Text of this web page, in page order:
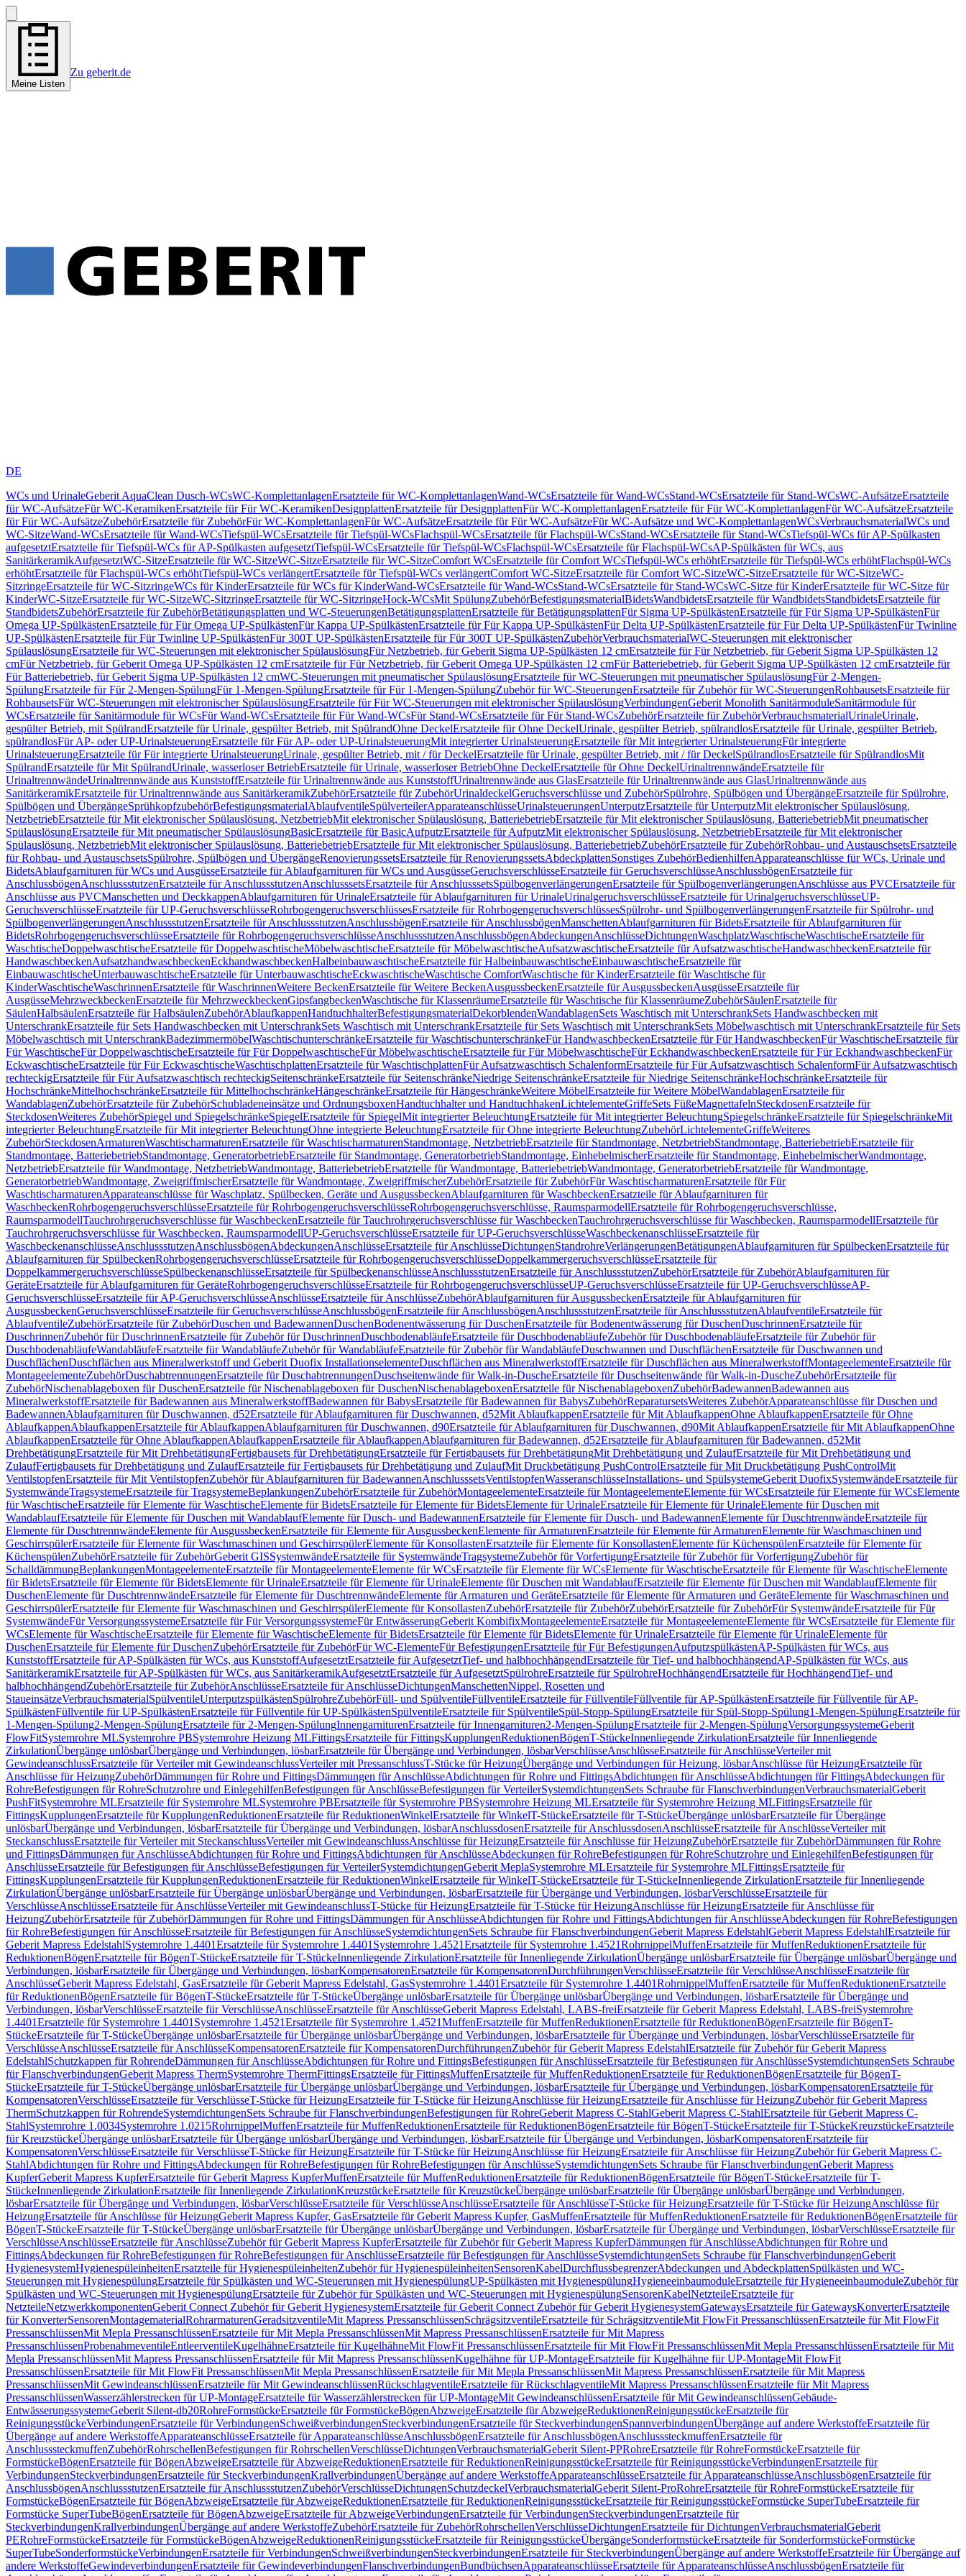
Meine Listen
Zu geberit.de
DE
WCs und UrinaleGeberit AquaClean Dusch-WCsWC-KomplettanlagenErsatzteile für WC-KomplettanlagenWand-WCsErsatzteile für Wand-WCsStand-WCsErsatzteile für Stand-WCsWC-AufsätzeErsatzteile
für WC-AufsätzeFür WC-KeramikenErsatzteile für Für WC-KeramikenDesignplattenErsatzteile für DesignplattenFür WC-KomplettanlagenErsatzteile für Für WC-KomplettanlagenFür WC-AufsätzeErsatzteile
für Für WC-AufsätzeZubehörErsatzteile für ZubehörFür WC-KomplettanlagenFür WC-AufsätzeErsatzteile für Für WC-AufsätzeFür WC-Aufsätze und WC-KomplettanlagenWCsVerbrauchsmaterialWCs und
WC-SitzeWand-WCsErsatzteile für Wand-WCsTiefspül-WCsErsatzteile für Tiefspül-WCsFlachspül-WCsErsatzteile für Flachspül-WCsStand-WCsErsatzteile für Stand-WCsTiefspül-WCs für AP-Spülkasten
aufgesetztErsatzteile für Tiefspül-WCs für AP-Spülkasten aufgesetztTiefspül-WCsErsatzteile für Tiefspül-WCsFlachspül-WCsErsatzteile für Flachspül-WCsAP-Spülkästen für WCs, aus
SanitärkeramikAufgesetztWC-SitzeErsatzteile für WC-SitzeWC-SitzeErsatzteile für WC-SitzeComfort WCsErsatzteile für Comfort WCsTiefspül-WCs erhöhtErsatzteile für Tiefspül-WCs erhöhtFlachspül-WCs
erhöhtErsatzteile für Flachspül-WCs erhöhtTiefspül-WCs verlängertErsatzteile für Tiefspül-WCs verlängertComfort WC-SitzeErsatzteile für Comfort WC-SitzeWC-SitzeErsatzteile für WC-SitzeWC-
SitzringeErsatzteile für WC-SitzringeWCs für KinderErsatzteile für WCs für KinderWand-WCsErsatzteile für Wand-WCsStand-WCsErsatzteile für Stand-WCsWC-Sitze für KinderErsatzteile für WC-Sitze für
KinderWC-SitzeErsatzteile für WC-SitzeWC-SitzringeErsatzteile für WC-SitzringeHock-WCsMit SpülungZubehörBefestigungsmaterialBidetsWandbidetsErsatzteile für WandbidetsStandbidetsErsatzteile für
StandbidetsZubehörErsatzteile für ZubehörBetätigungsplatten und WC-SteuerungenBetätigungsplattenErsatzteile für BetätigungsplattenFür Sigma UP-SpülkästenErsatzteile für Für Sigma UP-SpülkästenFür
Omega UP-SpülkästenErsatzteile für Für Omega UP-SpülkästenFür Kappa UP-SpülkästenErsatzteile für Für Kappa UP-SpülkästenFür Delta UP-SpülkästenErsatzteile für Für Delta UP-SpülkästenFür Twinline
UP-SpülkästenErsatzteile für Für Twinline UP-SpülkästenFür 300T UP-SpülkästenErsatzteile für Für 300T UP-SpülkästenZubehörVerbrauchsmaterialWC-Steuerungen mit elektronischer
SpülauslösungErsatzteile für WC-Steuerungen mit elektronischer SpülauslösungFür Netzbetrieb, für Geberit Sigma UP-Spülkästen 12 cmErsatzteile für Für Netzbetrieb, für Geberit Sigma UP-Spülkästen 12
cmFür Netzbetrieb, für Geberit Omega UP-Spülkästen 12 cmErsatzteile für Für Netzbetrieb, für Geberit Omega UP-Spülkästen 12 cmFür Batteriebetrieb, für Geberit Sigma UP-Spülkästen 12 cmErsatzteile für
Für Batteriebetrieb, für Geberit Sigma UP-Spülkästen 12 cmWC-Steuerungen mit pneumatischer SpülauslösungErsatzteile für WC-Steuerungen mit pneumatischer SpülauslösungFür 2-Mengen-
SpülungErsatzteile für Für 2-Mengen-SpülungFür 1-Mengen-SpülungErsatzteile für Für 1-Mengen-SpülungZubehör für WC-SteuerungenErsatzteile für Zubehör für WC-SteuerungenRohbausetsErsatzteile für
RohbausetsFür WC-Steuerungen mit elektronischer SpülauslösungErsatzteile für Für WC-Steuerungen mit elektronischer SpülauslösungVerbindungenGeberit Monolith SanitärmoduleSanitärmodule für
WCsErsatzteile für Sanitärmodule für WCsFür Wand-WCsErsatzteile für Für Wand-WCsFür Stand-WCsErsatzteile für Für Stand-WCsZubehörErsatzteile für ZubehörVerbrauchsmaterialUrinaleUrinale,
gespülter Betrieb, mit SpülrandErsatzteile für Urinale, gespülter Betrieb, mit SpülrandOhne DeckelErsatzteile für Ohne DeckelUrinale, gespülter Betrieb, spülrandlosErsatzteile für Urinale, gespülter Betrieb,
spülrandlosFür AP- oder UP-UrinalsteuerungErsatzteile für Für AP- oder UP-UrinalsteuerungMit integrierter UrinalsteuerungErsatzteile für Mit integrierter UrinalsteuerungFür integrierte
UrinalsteuerungErsatzteile für Für integrierte UrinalsteuerungUrinale, gespülter Betrieb, mit / für DeckelErsatzteile für Urinale, gespülter Betrieb, mit / für DeckelSpülrandlosErsatzteile für SpülrandlosMit
SpülrandErsatzteile für Mit SpülrandUrinale, wasserloser BetriebErsatzteile für Urinale, wasserloser BetriebOhne DeckelErsatzteile für Ohne DeckelUrinaltrennwändeErsatzteile für
UrinaltrennwändeUrinaltrennwände aus KunststoffErsatzteile für Urinaltrennwände aus KunststoffUrinaltrennwände aus GlasErsatzteile für Urinaltrennwände aus GlasUrinaltrennwände aus
SanitärkeramikErsatzteile für Urinaltrennwände aus SanitärkeramikZubehörErsatzteile für ZubehörUrinaldeckelGeruchsverschlüsse und ZubehörSpülrohre, Spülbögen und ÜbergängeErsatzteile für Spülrohre,
Spülbögen und ÜbergängeSprühkopfzubehörBefestigungsmaterialAblaufventileSpülverteilerApparateanschlüsseUrinalsteuerungenUnterputzErsatzteile für UnterputzMit elektronischer Spülauslösung,
NetzbetriebErsatzteile für Mit elektronischer Spülauslösung, NetzbetriebMit elektronischer Spülauslösung, BatteriebetriebErsatzteile für Mit elektronischer Spülauslösung, BatteriebetriebMit pneumatischer
SpülauslösungErsatzteile für Mit pneumatischer SpülauslösungBasicErsatzteile für BasicAufputzErsatzteile für AufputzMit elektronischer Spülauslösung, NetzbetriebErsatzteile für Mit elektronischer
Spülauslösung, NetzbetriebMit elektronischer Spülauslösung, BatteriebetriebErsatzteile für Mit elektronischer Spülauslösung, BatteriebetriebZubehörErsatzteile für ZubehörRohbau- und AustauschsetsErsatzteile
für Rohbau- und AustauschsetsSpülrohre, Spülbögen und ÜbergängeRenovierungssetsErsatzteile für RenovierungssetsAbdeckplattenSonstiges ZubehörBedienhilfenApparateanschlüsse für WCs, Urinale und
BidetsAblaufgarnituren für WCs und AusgüsseErsatzteile für Ablaufgarnituren für WCs und AusgüsseGeruchsverschlüsseErsatzteile für GeruchsverschlüsseAnschlussbögenErsatzteile für
AnschlussbögenAnschlussstutzenErsatzteile für AnschlussstutzenAnschlusssetsErsatzteile für AnschlusssetsSpülbogenverlängerungenErsatzteile für SpülbogenverlängerungenAnschlüsse aus PVCErsatzteile für
Anschlüsse aus PVCManschetten und DeckkappenAblaufgarnituren für UrinaleErsatzteile für Ablaufgarnituren für UrinaleUrinalgeruchsverschlüsseErsatzteile für UrinalgeruchsverschlüsseUP-
GeruchsverschlüsseErsatzteile für UP-GeruchsverschlüsseRohrbogengeruchsverschlüssesErsatzteile für RohrbogengeruchsverschlüssesSpülrohr- und SpülbogenverlängerungenErsatzteile für Spülrohr- und
SpülbogenverlängerungenAnschlussstutzenErsatzteile für AnschlussstutzenAnschlussbögenErsatzteile für AnschlussbögenManschettenAblaufgarnituren für BidetsErsatzteile für Ablaufgarnituren für
BidetsRohrbogengeruchsverschlüsseErsatzteile für RohrbogengeruchsverschlüsseAnschlussstutzenAnschlussbögenAbdeckungenAnschlüsseDichtungenWaschplatzWaschtischeWaschtischeErsatzteile für
WaschtischeDoppelwaschtischeErsatzteile für DoppelwaschtischeMöbelwaschtischeErsatzteile für MöbelwaschtischeAufsatzwaschtischeErsatzteile für AufsatzwaschtischeHandwaschbeckenErsatzteile für
HandwaschbeckenAufsatzhandwaschbeckenEckhandwaschbeckenHalbeinbauwaschtischeErsatzteile für HalbeinbauwaschtischeEinbauwaschtischeErsatzteile für
EinbauwaschtischeUnterbauwaschtischeErsatzteile für UnterbauwaschtischeEckwaschtischeWaschtische ComfortWaschtische für KinderErsatzteile für Waschtische für
KinderWaschtischeWaschrinnenErsatzteile für WaschrinnenWeitere BeckenErsatzteile für Weitere BeckenAusgussbeckenErsatzteile für AusgussbeckenAusgüsseErsatzteile für
AusgüsseMehrzweckbeckenErsatzteile für MehrzweckbeckenGipsfangbeckenWaschtische für KlassenräumeErsatzteile für Waschtische für KlassenräumeZubehörSäulenErsatzteile für
SäulenHalbsäulenErsatzteile für HalbsäulenZubehörAblaufkappenHandtuchhalterBefestigungsmaterialDekorblendenWandablagenSets Waschtisch mit UnterschrankSets Handwaschbecken mit
UnterschrankErsatzteile für Sets Handwaschbecken mit UnterschrankSets Waschtisch mit UnterschrankErsatzteile für Sets Waschtisch mit UnterschrankSets Möbelwaschtisch mit UnterschrankErsatzteile für Sets
Möbelwaschtisch mit UnterschrankBadezimmermöbelWaschtischunterschränkeErsatzteile für WaschtischunterschränkeFür HandwaschbeckenErsatzteile für Für HandwaschbeckenFür WaschtischeErsatzteile für
Für WaschtischeFür DoppelwaschtischeErsatzteile für Für DoppelwaschtischeFür MöbelwaschtischeErsatzteile für Für MöbelwaschtischeFür EckhandwaschbeckenErsatzteile für Für EckhandwaschbeckenFür
EckwaschtischeErsatzteile für Für EckwaschtischeWaschtischplattenErsatzteile für WaschtischplattenFür Aufsatzwaschtisch SchalenformErsatzteile für Für Aufsatzwaschtisch SchalenformFür Aufsatzwaschtisch
rechteckigErsatzteile für Für Aufsatzwaschtisch rechteckigSeitenschränkeErsatzteile für SeitenschränkeNiedrige SeitenschränkeErsatzteile für Niedrige SeitenschränkeHochschränkeErsatzteile für
HochschränkeMittelhochschränkeErsatzteile für MittelhochschränkeHängeschränkeErsatzteile für HängeschränkeWeitere MöbelErsatzteile für Weitere MöbelWandablagenErsatzteile für
WandablagenZubehörErsatzteile für ZubehörSchubladeneinsätze und OrdnungsboxenHandtuchhalter und HandtuchhakenLichtelementeGriffeSets FüßeMagnettafelnSteckdosenErsatzteile für
SteckdosenWeiteres ZubehörSpiegel und SpiegelschränkeSpiegelErsatzteile für SpiegelMit integrierter BeleuchtungErsatzteile für Mit integrierter BeleuchtungSpiegelschränkeErsatzteile für SpiegelschränkeMit
integrierter BeleuchtungErsatzteile für Mit integrierter BeleuchtungOhne integrierte BeleuchtungErsatzteile für Ohne integrierte BeleuchtungZubehörLichtelementeGriffeWeiteres
ZubehörSteckdosenArmaturenWaschtischarmaturenErsatzteile für WaschtischarmaturenStandmontage, NetzbetriebErsatzteile für Standmontage, NetzbetriebStandmontage, BatteriebetriebErsatzteile für
Standmontage, BatteriebetriebStandmontage, GeneratorbetriebErsatzteile für Standmontage, GeneratorbetriebStandmontage, EinhebelmischerErsatzteile für Standmontage, EinhebelmischerWandmontage,
NetzbetriebErsatzteile für Wandmontage, NetzbetriebWandmontage, BatteriebetriebErsatzteile für Wandmontage, BatteriebetriebWandmontage, GeneratorbetriebErsatzteile für Wandmontage,
GeneratorbetriebWandmontage, ZweigriffmischerErsatzteile für Wandmontage, ZweigriffmischerZubehörErsatzteile für ZubehörFür WaschtischarmaturenErsatzteile für Für
WaschtischarmaturenApparateanschlüsse für Waschplatz, Spülbecken, Geräte und AusgussbeckenAblaufgarnituren für WaschbeckenErsatzteile für Ablaufgarnituren für
WaschbeckenRohrbogengeruchsverschlüsseErsatzteile für RohrbogengeruchsverschlüsseRohrbogengeruchsverschlüsse, RaumsparmodellErsatzteile für Rohrbogengeruchsverschlüsse,
RaumsparmodellTauchrohrgeruchsverschlüsse für WaschbeckenErsatzteile für Tauchrohrgeruchsverschlüsse für WaschbeckenTauchrohrgeruchsverschlüsse für Waschbecken, RaumsparmodellErsatzteile für
Tauchrohrgeruchsverschlüsse für Waschbecken, RaumsparmodellUP-GeruchsverschlüsseErsatzteile für UP-GeruchsverschlüsseWaschbeckenanschlüsseErsatzteile für
WaschbeckenanschlüsseAnschlussstutzenAnschlussbögenAbdeckungenAnschlüsseErsatzteile für AnschlüsseDichtungenStandrohreVerlängerungenBetätigungenAblaufgarnituren für SpülbeckenErsatzteile für
Ablaufgarnituren für SpülbeckenRohrbogengeruchsverschlüsseErsatzteile für RohrbogengeruchsverschlüsseDoppelkammergeruchsverschlüsseErsatzteile für
DoppelkammergeruchsverschlüsseSpülbeckenanschlüsseErsatzteile für SpülbeckenanschlüsseAnschlussstutzenErsatzteile für AnschlussstutzenZubehörErsatzteile für ZubehörAblaufgarnituren für
GeräteErsatzteile für Ablaufgarnituren für GeräteRohrbogengeruchsverschlüsseErsatzteile für RohrbogengeruchsverschlüsseUP-GeruchsverschlüsseErsatzteile für UP-GeruchsverschlüsseAP-
GeruchsverschlüsseErsatzteile für AP-GeruchsverschlüsseAnschlüsseErsatzteile für AnschlüsseZubehörAblaufgarnituren für AusgussbeckenErsatzteile für Ablaufgarnituren für
AusgussbeckenGeruchsverschlüsseErsatzteile für GeruchsverschlüsseAnschlussbögenErsatzteile für AnschlussbögenAnschlussstutzenErsatzteile für AnschlussstutzenAblaufventileErsatzteile für
AblaufventileZubehörErsatzteile für ZubehörDuschen und BadewannenDuschenBodenentwässerung für DuschenErsatzteile für Bodenentwässerung für DuschenDuschrinnenErsatzteile für
DuschrinnenZubehör für DuschrinnenErsatzteile für Zubehör für DuschrinnenDuschbodenabläufeErsatzteile für DuschbodenabläufeZubehör für DuschbodenabläufeErsatzteile für Zubehör für
DuschbodenabläufeWandabläufeErsatzteile für WandabläufeZubehör für WandabläufeErsatzteile für Zubehör für WandabläufeDuschwannen und DuschflächenErsatzteile für Duschwannen und
DuschflächenDuschflächen aus Mineralwerkstoff und Geberit Duofix InstallationselementeDuschflächen aus MineralwerkstoffErsatzteile für Duschflächen aus MineralwerkstoffMontageelementeErsatzteile für
MontageelementeZubehörDuschabtrennungenErsatzteile für DuschabtrennungenDuschseitenwände für Walk-in-DuscheErsatzteile für Duschseitenwände für Walk-in-DuscheZubehörErsatzteile für
ZubehörNischenablageboxen für DuschenErsatzteile für Nischenablageboxen für DuschenNischenablageboxenErsatzteile für NischenablageboxenZubehörBadewannenBadewannen aus
MineralwerkstoffErsatzteile für Badewannen aus MineralwerkstoffBadewannen für BabysErsatzteile für Badewannen für BabysZubehörReparatursetsWeiteres ZubehörApparateanschlüsse für Duschen und
BadewannenAblaufgarnituren für Duschwannen, d52Ersatzteile für Ablaufgarnituren für Duschwannen, d52Mit AblaufkappenErsatzteile für Mit AblaufkappenOhne AblaufkappenErsatzteile für Ohne
AblaufkappenAblaufkappenErsatzteile für AblaufkappenAblaufgarnituren für Duschwannen, d90Ersatzteile für Ablaufgarnituren für Duschwannen, d90Mit AblaufkappenErsatzteile für Mit AblaufkappenOhne
AblaufkappenErsatzteile für Ohne AblaufkappenAblaufkappenErsatzteile für AblaufkappenAblaufgarnituren für Badewannen, d52Ersatzteile für Ablaufgarnituren für Badewannen, d52Mit
DrehbetätigungErsatzteile für Mit DrehbetätigungFertigbausets für DrehbetätigungErsatzteile für Fertigbausets für DrehbetätigungMit Drehbetätigung und ZulaufErsatzteile für Mit Drehbetätigung und
ZulaufFertigbausets für Drehbetätigung und ZulaufErsatzteile für Fertigbausets für Drehbetätigung und ZulaufMit Druckbetätigung PushControlErsatzteile für Mit Druckbetätigung PushControlMit
VentilstopfenErsatzteile für Mit VentilstopfenZubehör für Ablaufgarnituren für BadewannenAnschlusssetsVentilstopfenWasseranschlüsseInstallations- und SpülsystemeGeberit DuofixSystemwändeErsatzteile für
SystemwändeTragsystemeErsatzteile für TragsystemeBeplankungenZubehörErsatzteile für ZubehörMontageelementeErsatzteile für MontageelementeElemente für WCsErsatzteile für Elemente für WCsElemente
für WaschtischeErsatzteile für Elemente für WaschtischeElemente für BidetsErsatzteile für Elemente für BidetsElemente für UrinaleErsatzteile für Elemente für UrinaleElemente für Duschen mit
WandablaufErsatzteile für Elemente für Duschen mit WandablaufElemente für Dusch- und BadewannenErsatzteile für Elemente für Dusch- und BadewannenElemente für DuschtrennwändeErsatzteile für
Elemente für DuschtrennwändeElemente für AusgussbeckenErsatzteile für Elemente für AusgussbeckenElemente für ArmaturenErsatzteile für Elemente für ArmaturenElemente für Waschmaschinen und
GeschirrspülerErsatzteile für Elemente für Waschmaschinen und GeschirrspülerElemente für KonsollastenErsatzteile für Elemente für KonsollastenElemente für KüchenspülenErsatzteile für Elemente für
KüchenspülenZubehörErsatzteile für ZubehörGeberit GISSystemwändeErsatzteile für SystemwändeTragsystemeZubehör für VorfertigungErsatzteile für Zubehör für VorfertigungZubehör für
SchalldämmungBeplankungenMontageelementeErsatzteile für MontageelementeElemente für WCsErsatzteile für Elemente für WCsElemente für WaschtischeErsatzteile für Elemente für WaschtischeElemente
für BidetsErsatzteile für Elemente für BidetsElemente für UrinaleErsatzteile für Elemente für UrinaleElemente für Duschen mit WandablaufErsatzteile für Elemente für Duschen mit WandablaufElemente für
DuschenElemente für DuschtrennwändeErsatzteile für Elemente für DuschtrennwändeElemente für Armaturen und GeräteErsatzteile für Elemente für Armaturen und GeräteElemente für Waschmaschinen und
GeschirrspülerErsatzteile für Elemente für Waschmaschinen und GeschirrspülerElemente für KonsollastenZubehörErsatzteile für ZubehörZubehörErsatzteile für ZubehörFür SystemwändeErsatzteile für Für
SystemwändeFür VersorgungssystemeErsatzteile für Für VersorgungssystemeFür EntwässerungGeberit KombifixMontageelementeErsatzteile für MontageelementeElemente für WCsErsatzteile für Elemente für
WCsElemente für WaschtischeErsatzteile für Elemente für WaschtischeElemente für BidetsErsatzteile für Elemente für BidetsElemente für UrinaleErsatzteile für Elemente für UrinaleElemente für
DuschenErsatzteile für Elemente für DuschenZubehörErsatzteile für ZubehörFür WC-ElementeFür BefestigungenErsatzteile für Für BefestigungenAufputzspülkästenAP-Spülkästen für WCs, aus
KunststoffErsatzteile für AP-Spülkästen für WCs, aus KunststoffAufgesetztErsatzteile für AufgesetztTief- und halbhochhängendErsatzteile für Tief- und halbhochhängendAP-Spülkästen für WCs, aus
SanitärkeramikErsatzteile für AP-Spülkästen für WCs, aus SanitärkeramikAufgesetztErsatzteile für AufgesetztSpülrohreErsatzteile für SpülrohreHochhängendErsatzteile für HochhängendTief- und
halbhochhängendZubehörErsatzteile für ZubehörAnschlüsseErsatzteile für AnschlüsseDichtungenManschettenNippel, Rosetten und
StaueinsätzeVerbrauchsmaterialSpülventileUnterputzspülkästenSpülrohreZubehörFüll- und SpülventileFüllventileErsatzteile für FüllventileFüllventile für AP-SpülkästenErsatzteile für Füllventile für AP-
SpülkästenFüllventile für UP-SpülkästenErsatzteile für Füllventile für UP-SpülkästenSpülventileErsatzteile für SpülventileSpül-Stopp-SpülungErsatzteile für Spül-Stopp-Spülung1-Mengen-SpülungErsatzteile für
1-Mengen-Spülung2-Mengen-SpülungErsatzteile für 2-Mengen-SpülungInnengarniturenErsatzteile für Innengarnituren2-Mengen-SpülungErsatzteile für 2-Mengen-SpülungVersorgungssystemeGeberit
FlowFitSystemrohre MLSystemrohre PBSystemrohre Heizung MLFittingsErsatzteile für FittingsKupplungenReduktionenBögenT-StückeInnenliegende ZirkulationErsatzteile für Innenliegende
ZirkulationÜbergänge unlösbarÜbergänge und Verbindungen, lösbarErsatzteile für Übergänge und Verbindungen, lösbarVerschlüsseAnschlüsseErsatzteile für AnschlüsseVerteiler mit
GewindeanschlussErsatzteile für Verteiler mit GewindeanschlussVerteiler mit PressanschlussT-Stücke für HeizungÜbergänge und Verbindungen für Heizung, lösbarAnschlüsse für HeizungErsatzteile für
Anschlüsse für HeizungZubehörDämmungen für Rohre und FittingsDämmungen für AnschlüsseAbdichtungen für Rohre und FittingsAbdichtungen für AnschlüsseAbdichtungen für FittingsAbdeckungen für
RohreBefestigungen für RohreSchutzrohre und EinlegehilfenBefestigungen für AnschlüsseBefestigungen für VerteilerSystemdichtungenSets Schraube für FlanschverbindungenVerbrauchsmaterialGeberit
PushFitSystemrohre MLErsatzteile für Systemrohre MLSystemrohre PBErsatzteile für Systemrohre PBSystemrohre Heizung MLErsatzteile für Systemrohre Heizung MLFittingsErsatzteile für
FittingsKupplungenErsatzteile für KupplungenReduktionenErsatzteile für ReduktionenWinkelErsatzteile für WinkelT-StückeErsatzteile für T-StückeÜbergänge unlösbarErsatzteile für Übergänge
unlösbarÜbergänge und Verbindungen, lösbarErsatzteile für Übergänge und Verbindungen, lösbarAnschlussdosenErsatzteile für AnschlussdosenAnschlüsseErsatzteile für AnschlüsseVerteiler mit
SteckanschlussErsatzteile für Verteiler mit SteckanschlussVerteiler mit GewindeanschlussAnschlüsse für HeizungErsatzteile für Anschlüsse für HeizungZubehörErsatzteile für ZubehörDämmungen für Rohre
und FittingsDämmungen für AnschlüsseAbdichtungen für Rohre und FittingsAbdichtungen für AnschlüsseAbdeckungen für RohreBefestigungen für RohreSchutzrohre und EinlegehilfenBefestigungen für
AnschlüsseErsatzteile für Befestigungen für AnschlüsseBefestigungen für VerteilerSystemdichtungenGeberit MeplaSystemrohre MLErsatzteile für Systemrohre MLFittingsErsatzteile für
FittingsKupplungenErsatzteile für KupplungenReduktionenErsatzteile für ReduktionenWinkelErsatzteile für WinkelT-StückeErsatzteile für T-StückeInnenliegende ZirkulationErsatzteile für Innenliegende
ZirkulationÜbergänge unlösbarErsatzteile für Übergänge unlösbarÜbergänge und Verbindungen, lösbarErsatzteile für Übergänge und Verbindungen, lösbarVerschlüsseErsatzteile für
VerschlüsseAnschlüsseErsatzteile für AnschlüsseVerteiler mit GewindeanschlussT-Stücke für HeizungErsatzteile für T-Stücke für HeizungAnschlüsse für HeizungErsatzteile für Anschlüsse für
HeizungZubehörErsatzteile für ZubehörDämmungen für Rohre und FittingsDämmungen für AnschlüsseAbdichtungen für Rohre und FittingsAbdichtungen für AnschlüsseAbdeckungen für RohreBefestigungen
für RohreBefestigungen für AnschlüsseErsatzteile für Befestigungen für AnschlüsseSystemdichtungenSets Schraube für FlanschverbindungenGeberit Mapress EdelstahlGeberit Mapress EdelstahlErsatzteile für
Geberit Mapress EdelstahlSystemrohre 1.4401Ersatzteile für Systemrohre 1.4401 Systemrohre 1.4521Ersatzteile für Systemrohre 1.4521RohrnippelMuffenErsatzteile für MuffenReduktionenErsatzteile für
ReduktionenBögenErsatzteile für BögenT-StückeErsatzteile für T-StückeInnenliegende ZirkulationErsatzteile für Innenliegende ZirkulationÜbergänge unlösbarErsatzteile für Übergänge unlösbarÜbergänge und
Verbindungen, lösbarErsatzteile für Übergänge und Verbindungen, lösbarKompensatorenErsatzteile für KompensatorenDurchführungenVerschlüsseErsatzteile für VerschlüsseAnschlüsseErsatzteile für
AnschlüsseGeberit Mapress Edelstahl, GasErsatzteile für Geberit Mapress Edelstahl, GasSystemrohre 1.4401Ersatzteile für Systemrohre 1.4401RohrnippelMuffenErsatzteile für MuffenReduktionenErsatzteile
für ReduktionenBögenErsatzteile für BögenT-StückeErsatzteile für T-StückeÜbergänge unlösbarErsatzteile für Übergänge unlösbarÜbergänge und Verbindungen, lösbarErsatzteile für Übergänge und
Verbindungen, lösbarVerschlüsseErsatzteile für VerschlüsseAnschlüsseErsatzteile für AnschlüsseGeberit Mapress Edelstahl, LABS-freiErsatzteile für Geberit Mapress Edelstahl, LABS-freiSystemrohre
1.4401Ersatzteile für Systemrohre 1.4401 Systemrohre 1.4521Ersatzteile für Systemrohre 1.4521MuffenErsatzteile für MuffenReduktionenErsatzteile für ReduktionenBögenErsatzteile für BögenT-
StückeErsatzteile für T-StückeÜbergänge unlösbarErsatzteile für Übergänge unlösbarÜbergänge und Verbindungen, lösbarErsatzteile für Übergänge und Verbindungen, lösbarVerschlüsseErsatzteile für
VerschlüsseAnschlüsseErsatzteile für AnschlüsseKompensatorenErsatzteile für KompensatorenDurchführungenZubehör für Geberit Mapress EdelstahlErsatzteile für Zubehör für Geberit Mapress
EdelstahlSchutzkappen für RohrendeDämmungen für AnschlüsseAbdichtungen für Rohre und FittingsBefestigungen für AnschlüsseErsatzteile für Befestigungen für AnschlüsseSystemdichtungenSets Schraube
für FlanschverbindungenGeberit Mapress ThermSystemrohre ThermFittingsErsatzteile für FittingsMuffenErsatzteile für MuffenReduktionenErsatzteile für ReduktionenBögenErsatzteile für BögenT-
StückeErsatzteile für T-StückeÜbergänge unlösbarErsatzteile für Übergänge unlösbarÜbergänge und Verbindungen, lösbarErsatzteile für Übergänge und Verbindungen, lösbarKompensatorenErsatzteile für
KompensatorenVerschlüsseErsatzteile für VerschlüsseT-Stücke für HeizungErsatzteile für T-Stücke für HeizungAnschlüsse für HeizungErsatzteile für Anschlüsse für HeizungZubehör für Geberit Mapress
ThermSchutzkappen für RohrendeSystemdichtungenSets Schraube für FlanschverbindungenBefestigungen für RohreGeberit Mapress C-StahlGeberit Mapress C-StahlErsatzteile für Geberit Mapress C-
StahlSystemrohre 1.0034Systemrohre 1.0215RohrnippelMuffenErsatzteile für MuffenReduktionenErsatzteile für ReduktionenBögenErsatzteile für BögenT-StückeErsatzteile für T-StückeKreuzstückeErsatzteile
für KreuzstückeÜbergänge unlösbarErsatzteile für Übergänge unlösbarÜbergänge und Verbindungen, lösbarErsatzteile für Übergänge und Verbindungen, lösbarKompensatorenErsatzteile für
KompensatorenVerschlüsseErsatzteile für VerschlüsseT-Stücke für HeizungErsatzteile für T-Stücke für HeizungAnschlüsse für HeizungErsatzteile für Anschlüsse für HeizungZubehör für Geberit Mapress C-
StahlAbdichtungen für Rohre und FittingsAbdeckungen für RohreBefestigungen für RohreBefestigungen für AnschlüsseSystemdichtungenSets Schraube für FlanschverbindungenGeberit Mapress
KupferGeberit Mapress KupferErsatzteile für Geberit Mapress KupferMuffenErsatzteile für MuffenReduktionenErsatzteile für ReduktionenBögenErsatzteile für BögenT-StückeErsatzteile für T-
StückeInnenliegende ZirkulationErsatzteile für Innenliegende ZirkulationKreuzstückeErsatzteile für KreuzstückeÜbergänge unlösbarErsatzteile für Übergänge unlösbarÜbergänge und Verbindungen,
lösbarErsatzteile für Übergänge und Verbindungen, lösbarVerschlüsseErsatzteile für VerschlüsseAnschlüsseErsatzteile für AnschlüsseT-Stücke für HeizungErsatzteile für T-Stücke für HeizungAnschlüsse für
HeizungErsatzteile für Anschlüsse für HeizungGeberit Mapress Kupfer, GasErsatzteile für Geberit Mapress Kupfer, GasMuffenErsatzteile für MuffenReduktionenErsatzteile für ReduktionenBögenErsatzteile für
BögenT-StückeErsatzteile für T-StückeÜbergänge unlösbarErsatzteile für Übergänge unlösbarÜbergänge und Verbindungen, lösbarErsatzteile für Übergänge und Verbindungen, lösbarVerschlüsseErsatzteile für
VerschlüsseAnschlüsseErsatzteile für AnschlüsseZubehör für Geberit Mapress KupferErsatzteile für Zubehör für Geberit Mapress KupferDämmungen für AnschlüsseAbdichtungen für Rohre und
FittingsAbdeckungen für RohreBefestigungen für RohreBefestigungen für AnschlüsseErsatzteile für Befestigungen für AnschlüsseSystemdichtungenSets Schraube für FlanschverbindungenGeberit
HygienesystemHygienespüleinheitenErsatzteile für HygienespüleinheitenZubehör für HygienespüleinheitenSensorenKabelDurchflussbegrenzerAbdeckungen und AbdeckplattenSpülkästen und WC-
Steuerungen mit HygienespülungErsatzteile für Spülkästen und WC-Steuerungen mit HygienespülungUP-Spülkästen mit HygienespülungHygieneeinbaumoduleErsatzteile für HygieneeinbaumoduleZubehör für
Spülkästen und WC-Steuerungen mit HygienespülungErsatzteile für Zubehör für Spülkästen und WC-Steuerungen mit HygienespülungSensorenKabelNetzteileErsatzteile für
NetzteileNetzwerkkomponentenGeberit Connect Zubehör für Geberit HygienesystemErsatzteile für Geberit Connect Zubehör für Geberit HygienesystemGatewaysErsatzteile für GatewaysKonverterErsatzteile
für KonverterSensorenMontagematerialRohrarmaturenGeradsitzventileMit Mapress PressanschlüssenSchrägsitzventileErsatzteile für SchrägsitzventileMit FlowFit PressanschlüssenErsatzteile für Mit FlowFit
PressanschlüssenMit Mepla PressanschlüssenErsatzteile für Mit Mepla PressanschlüssenMit Mapress PressanschlüssenErsatzteile für Mit Mapress
PressanschlüssenProbenahmeventileEntleerventileKugelhähneErsatzteile für KugelhähneMit FlowFit PressanschlüssenErsatzteile für Mit FlowFit PressanschlüssenMit Mepla PressanschlüssenErsatzteile für Mit
Mepla PressanschlüssenMit Mapress PressanschlüssenErsatzteile für Mit Mapress PressanschlüssenKugelhähne für UP-MontageErsatzteile für Kugelhähne für UP-MontageMit FlowFit
PressanschlüssenErsatzteile für Mit FlowFit PressanschlüssenMit Mepla PressanschlüssenErsatzteile für Mit Mepla PressanschlüssenMit Mapress PressanschlüssenErsatzteile für Mit Mapress
PressanschlüssenMit GewindeanschlüssenErsatzteile für Mit GewindeanschlüssenRückschlagventileErsatzteile für RückschlagventileMit Mapress PressanschlüssenErsatzteile für Mit Mapress
PressanschlüssenWasserzählerstrecken für UP-MontageErsatzteile für Wasserzählerstrecken für UP-MontageMit GewindeanschlüssenErsatzteile für Mit GewindeanschlüssenGebäude-
EntwässerungssystemeGeberit Silent-db20RohreFormstückeErsatzteile für FormstückeBögenAbzweigeErsatzteile für AbzweigeReduktionenReinigungsstückeErsatzteile für
ReinigungsstückeVerbindungenErsatzteile für VerbindungenSchweißverbindungenSteckverbindungenErsatzteile für SteckverbindungenSpannverbindungenÜbergänge auf andere WerkstoffeErsatzteile für
Übergänge auf andere WerkstoffeApparateanschlüsseErsatzteile für ApparateanschlüsseAnschlussbögenErsatzteile für AnschlussbögenAnschlusssteckmuffenErsatzteile für
AnschlusssteckmuffenZubehörRohrschellenBefestigungen für RohrschellenVerschlüsseDichtungenVerbrauchsmaterialGeberit Silent-PPRohreErsatzteile für RohreFormstückeErsatzteile für
FormstückeBögenErsatzteile für BögenAbzweigeErsatzteile für AbzweigeReduktionenErsatzteile für ReduktionenReinigungsstückeErsatzteile für ReinigungsstückeVerbindungenErsatzteile für
VerbindungenSteckverbindungenErsatzteile für SteckverbindungenKrallverbindungenÜbergänge auf andere WerkstoffeApparateanschlüsseErsatzteile für ApparateanschlüsseAnschlussbögenErsatzteile für
AnschlussbögenAnschlussstutzenErsatzteile für AnschlussstutzenZubehörVerschlüsseDichtungenSchutzdeckelVerbrauchsmaterialGeberit Silent-ProRohreErsatzteile für RohreFormstückeErsatzteile für
FormstückeBögenErsatzteile für BögenAbzweigeErsatzteile für AbzweigeReduktionenErsatzteile für ReduktionenReinigungsstückeErsatzteile für ReinigungsstückeFormstücke SuperTubeErsatzteile für
Formstücke SuperTubeBögenErsatzteile für BögenAbzweigeErsatzteile für AbzweigeVerbindungenErsatzteile für VerbindungenSteckverbindungenErsatzteile für
SteckverbindungenKrallverbindungenÜbergänge auf andere WerkstoffeZubehörErsatzteile für ZubehörRohrschellenVerschlüsseDichtungenErsatzteile für DichtungenVerbrauchsmaterialGeberit
PERohreFormstückeErsatzteile für FormstückeBögenAbzweigeReduktionenReinigungsstückeErsatzteile für ReinigungsstückeÜbergängeSonderformstückeErsatzteile für SonderformstückeFormstücke
SuperTubeSonderformstückeVerbindungenErsatzteile für VerbindungenSchweißverbindungenSteckverbindungenErsatzteile für SteckverbindungenÜbergänge auf andere WerkstoffeErsatzteile für Übergänge auf
andere WerkstoffeGewindeverbindungenErsatzteile für GewindeverbindungenFlanschverbindungenBundbüchsenApparateanschlüsseErsatzteile für ApparateanschlüsseAnschlussbögenErsatzteile für